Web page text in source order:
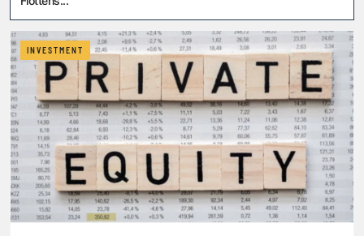
INVESTMENT